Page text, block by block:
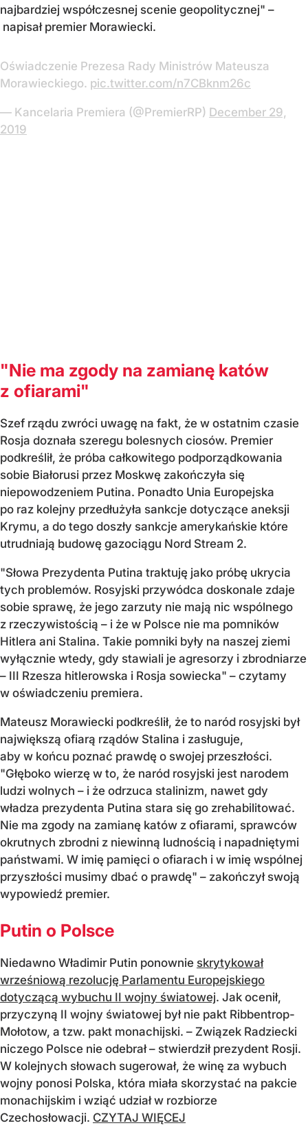
najbardziej współczesnej scenie geopolitycznej" –
napisał premier Morawiecki.
Oświadczenie Prezesa Rady Ministrów Mateusza
Morawieckiego. pic.twitter.com/n7CBknm26c
— Kancelaria Premiera (@PremierRP) December 29,
2019
"Nie ma zgody na zamianę katów
z ofiarami"
Szef rządu zwróci uwagę na fakt, że w ostatnim czasie
Rosja doznała szeregu bolesnych ciosów. Premier
podkreślił, że próba całkowitego podporządkowania
sobie Białorusi przez Moskwę zakończyła się
niepowodzeniem Putina. Ponadto Unia Europejska
po raz kolejny przedłużyła sankcje dotyczące aneksji
Krymu, a do tego doszły sankcje amerykańskie które
utrudniają budowę gazociągu Nord Stream 2.
"Słowa Prezydenta Putina traktuję jako próbę ukrycia
tych problemów. Rosyjski przywódca doskonale zdaje
sobie sprawę, że jego zarzuty nie mają nic wspólnego
z rzeczywistością – i że w Polsce nie ma pomników
Hitlera ani Stalina. Takie pomniki były na naszej ziemi
wyłącznie wtedy, gdy stawiali je agresorzy i zbrodniarze
– III Rzesza hitlerowska i Rosja sowiecka" – czytamy
w oświadczeniu premiera.
Mateusz Morawiecki podkreślił, że to naród rosyjski był
największą ofiarą rządów Stalina i zasługuje,
aby w końcu poznać prawdę o swojej przeszłości.
"Głęboko wierzę w to, że naród rosyjski jest narodem
ludzi wolnych – i że odrzuca stalinizm, nawet gdy
władza prezydenta Putina stara się go zrehabilitować.
Nie ma zgody na zamianę katów z ofiarami, sprawców
okrutnych zbrodni z niewinną ludnością i napadniętymi
państwami. W imię pamięci o ofiarach i w imię wspólnej
przyszłości musimy dbać o prawdę" – zakończył swoją
wypowiedź premier.
Putin o Polsce
Niedawno Władimir Putin ponownie skrytykował
wrześniową rezolucję Parlamentu Europejskiego
dotyczącą wybuchu II wojny światowej. Jak ocenił,
przyczyną II wojny światowej był nie pakt Ribbentrop-
Mołotow, a tzw. pakt monachijski. – Związek Radziecki
niczego Polsce nie odebrał – stwierdził prezydent Rosji.
W kolejnych słowach sugerował, że winę za wybuch
wojny ponosi Polska, która miała skorzystać na pakcie
monachijskim i wziąć udział w rozbiorze
Czechosłowacji. CZYTAJ WIĘCEJ